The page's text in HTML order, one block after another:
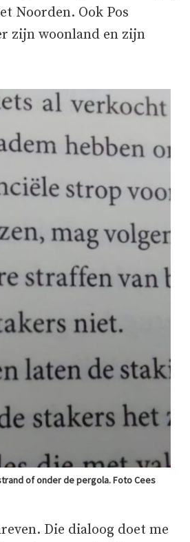
Noorden. Ook Pos
zijn woonland en zijn
of onder de pergola. Foto Cees
Die dialoog doet me